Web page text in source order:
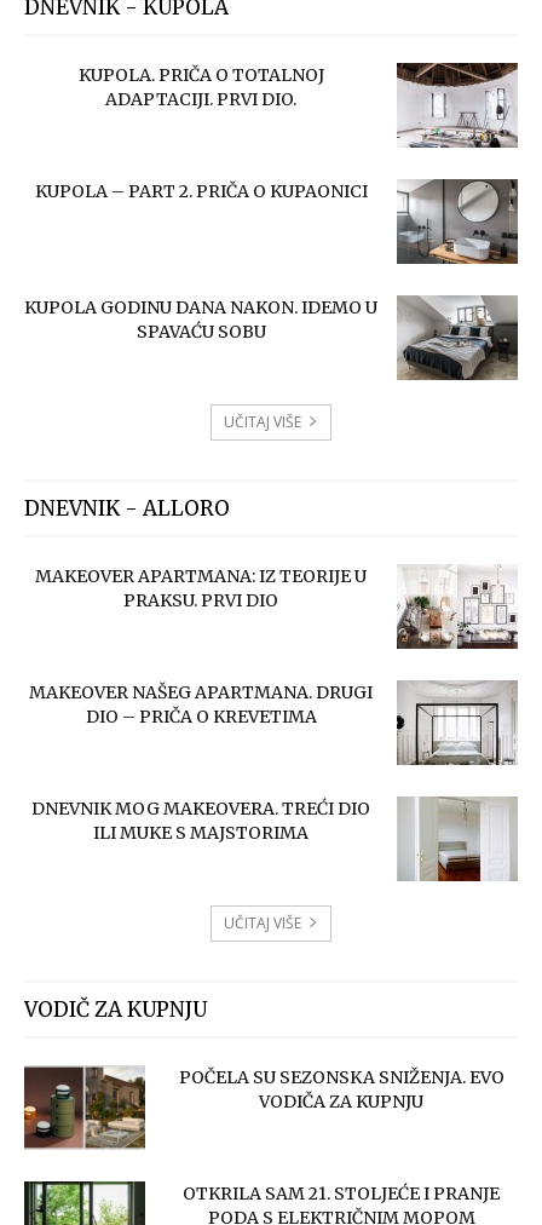
DNEVNIK - KUPOLA
KUPOLA. PRIČA O TOTALNOJ
ADAPTACIJI. PRVI DIO.
KUPOLA – PART 2. PRIČA O KUPAONICI
KUPOLA GODINU DANA NAKON. IDEMO U
SPAVAĆU SOBU
UČITAJ VIŠE
DNEVNIK - ALLORO
MAKEOVER APARTMANA: IZ TEORIJE U
PRAKSU. PRVI DIO
MAKEOVER NAŠEG APARTMANA. DRUGI
DIO – PRIČA O KREVETIMA
DNEVNIK MOG MAKEOVERA. TREĆI DIO
ILI MUKE S MAJSTORIMA
UČITAJ VIŠE
VODIČ ZA KUPNJU
POČELA SU SEZONSKA SNIŽENJA. EVO
VODIČA ZA KUPNJU
OTKRILA SAM 21. STOLJEĆE I PRANJE
PODA S ELEKTRIČNIM MOPOM